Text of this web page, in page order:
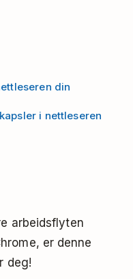
din
i nettleseren
arbeidsflyten
er denne
deg!